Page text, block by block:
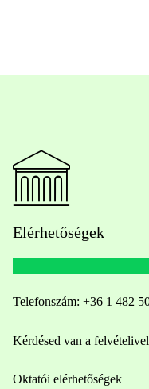
Elérhetőségek
Telefonszám: +36 1 482
Kérdésed van a
Oktatói elérhetőségek